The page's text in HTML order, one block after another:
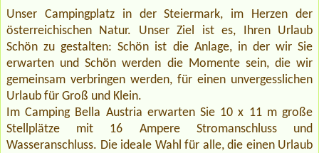
Unser Campingplatz in der Steiermark, im Herzen der
österreichischen Natur. Unser Ziel ist es, Ihren Urlaub
Schön zu gestalten: Schön ist die Anlage, in der wir Sie
erwarten und Schön werden die Momente sein, die wir
gemeinsam verbringen werden, für einen unvergesslichen
Urlaub für Groß und Klein.
Im Camping Bella Austria erwarten Sie 10 x 11 m große
Stellplätze mit 16 Ampere Stromanschluss und
Wasseranschluss. Die ideale Wahl für alle, die einen Urlaub